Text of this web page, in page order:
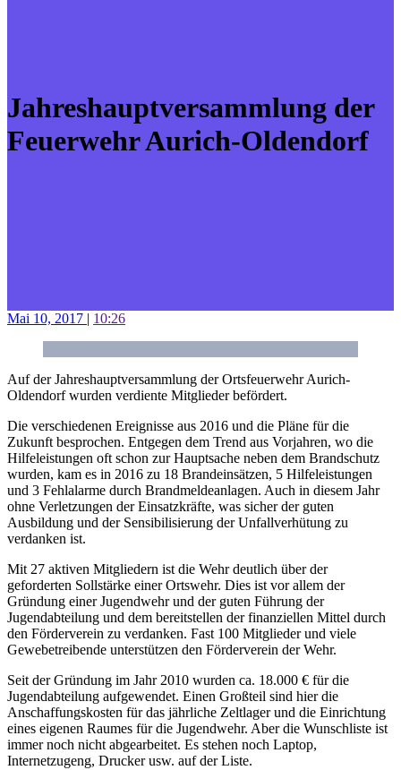
Jahreshauptversammlung der
Feuerwehr Aurich-Oldendorf
Mai 10, 2017 | 10:26
Auf der Jahreshauptversammlung der Ortsfeuerwehr Aurich-
Oldendorf wurden verdiente Mitglieder befördert.
Die verschiedenen Ereignisse aus 2016 und die Pläne für die
Zukunft besprochen. Entgegen dem Trend aus Vorjahren, wo die
Hilfeleistungen oft schon zur Hauptsache neben dem Brandschutz
wurden, kam es in 2016 zu 18 Brandeinsätzen, 5 Hilfeleistungen
und 3 Fehlalarme durch Brandmeldeanlagen. Auch in diesem Jahr
ohne Verletzungen der Einsatzkräfte, was sicher der guten
Ausbildung und der Sensibilisierung der Unfallverhütung zu
verdanken ist.
Mit 27 aktiven Mitgliedern ist die Wehr deutlich über der
geforderten Sollstärke einer Ortswehr. Dies ist vor allem der
Gründung einer Jugendwehr und der guten Führung der
Jugendabteilung und dem bereitstellen der finanziellen Mittel durch
den Förderverein zu verdanken. Fast 100 Mitglieder und viele
Gewebetreibende unterstützen den Förderverein der Wehr.
Seit der Gründung im Jahr 2010 wurden ca. 18.000 € für die
Jugendabteilung aufgewendet. Einen Großteil sind hier die
Anschaffungskosten für das jährliche Zeltlager und die Einrichtung
eines eigenen Raumes für die Jugendwehr. Aber die Wunschliste ist
immer noch nicht abgearbeitet. Es stehen noch Laptop,
Internetzugeng, Drucker usw. auf der Liste.